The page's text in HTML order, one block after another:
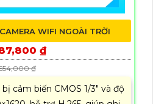
WIFI NGOÀI TRỜI
₫
₫
cảm biến CMOS 1/3" và độ